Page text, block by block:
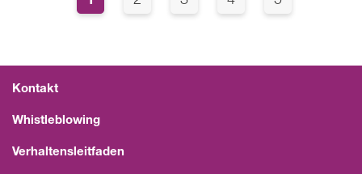
Kontakt
Whistleblowing
Verhaltensleitfaden